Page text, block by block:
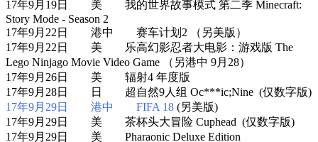
17年9月19日 美 我的世界故事模式 第二季 Minecraft:
Story Mode - Season 2
17年9月22日 港中 赛车计划2 （另美版）
17年9月22日 美 乐高幻影忍者大电影：游戏版 The
Lego Ninjago Movie Video Game （另港中 9月28）
17年9月26日 美 辐射4 年度版
17年9月28日 日 超自然9人组 Oc***ic;Nine (仅数字版)
17年9月29日 港中 FIFA 18 (另美版)
17年9月29日 美 茶杯头大冒险 Cuphead (仅数字版)
17年9月29日 美 Pharaonic Deluxe Edition